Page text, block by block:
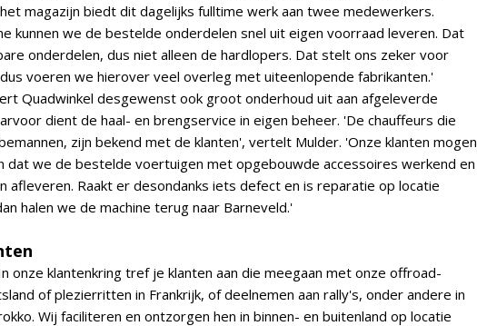
magazijn biedt dit dagelijks fulltime werk aan twee medewerkers.
kunnen we de bestelde onderdelen snel uit eigen voorraad leveren. Dat
onderdelen, dus niet alleen de hardlopers. Dat stelt ons zeker voor
voeren we hierover veel overleg met uiteenlopende fabrikanten.'
Quadwinkel desgewenst ook groot onderhoud uit aan afgeleverde
dient de haal- en brengservice in eigen beheer. 'De chauffeurs die
zijn bekend met de klanten', vertelt Mulder. 'Onze klanten mogen
dat we de bestelde voertuigen met opgebouwde accessoires werkend en
afleveren. Raakt er desondanks iets defect en is reparatie op locatie
halen we de machine terug naar Barneveld.'
onze klantenkring tref je klanten aan die meegaan met onze offroad-
of plezierritten in Frankrijk, of deelnemen aan rally's, onder andere in
Wij faciliteren en ontzorgen hen in binnen- en buitenland op locatie